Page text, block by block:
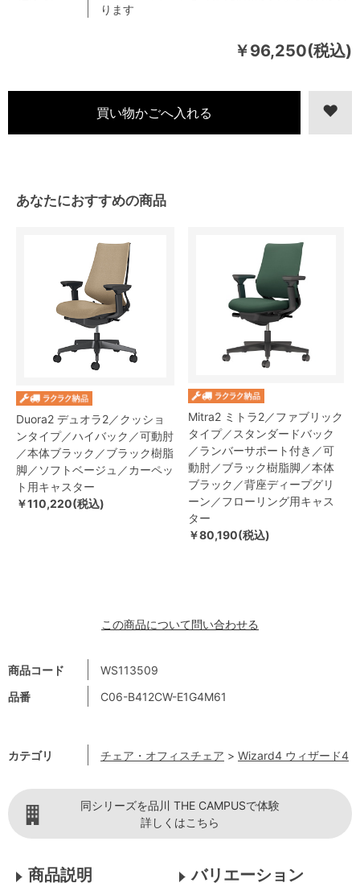
￥96,250(税込)
商品コード
WS113509
品番
C06-B412CW-E1G4M61
カテゴリ チェア・オフィスチェア > Wizard4 ウィザード4
ります
あなたにおすすめの商品
Duora2 デュオラ2／クッショ
ンタイプ／ハイバック／可動肘
／本体ブラック／ブラック樹脂
脚／ソフトベージュ／カーペッ
ト用キャスター
￥110,220(税込)
Mitra2 ミトラ2／ファブリック
タイプ／スタンダードバック
／ランバーサポート付き／可
動肘／ブラック樹脂脚／本体
ブラック／背座ディープグリ
ーン／フローリング用キャス
ター
￥80,190(税込)
この商品について問い合わせる
同シリーズを品川 THE CAMPUSで体験
詳しくはこちら
商品説明 バリエーション